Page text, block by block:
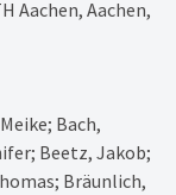
Aachen, Aachen,
Bach,
Beetz, Jakob;
Bräunlich,